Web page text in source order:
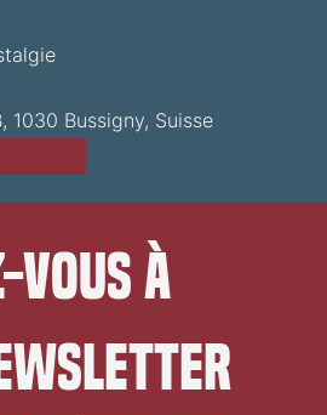
1030 Bussigny, Suisse
vous à